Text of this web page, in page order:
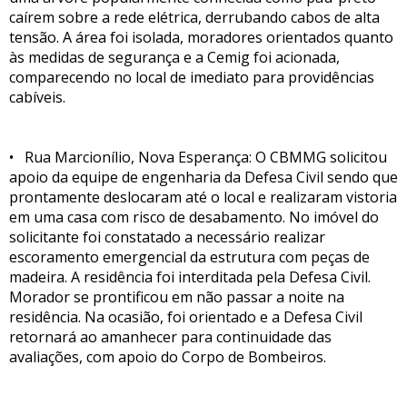
caírem sobre a rede elétrica, derrubando cabos de alta
tensão. A área foi isolada, moradores orientados quanto
às medidas de segurança e a Cemig foi acionada,
comparecendo no local de imediato para providências
cabíveis.
• Rua Marcionílio, Nova Esperança: O CBMMG solicitou
apoio da equipe de engenharia da Defesa Civil sendo que
prontamente deslocaram até o local e realizaram vistoria
em uma casa com risco de desabamento. No imóvel do
solicitante foi constatado a necessário realizar
escoramento emergencial da estrutura com peças de
madeira. A residência foi interditada pela Defesa Civil.
Morador se prontificou em não passar a noite na
residência. Na ocasião, foi orientado e a Defesa Civil
retornará ao amanhecer para continuidade das
avaliações, com apoio do Corpo de Bombeiros.